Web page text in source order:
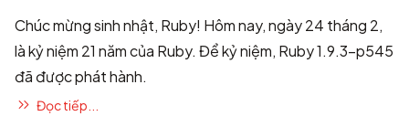
Chúc mừng sinh nhật, Ruby! Hôm nay, ngày 24 tháng 2,
là kỷ niệm 21 năm của Ruby. Để kỷ niệm, Ruby 1.9.3-p545
đã được phát hành.
Đọc tiếp...